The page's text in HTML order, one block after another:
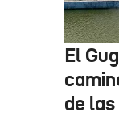
El
de